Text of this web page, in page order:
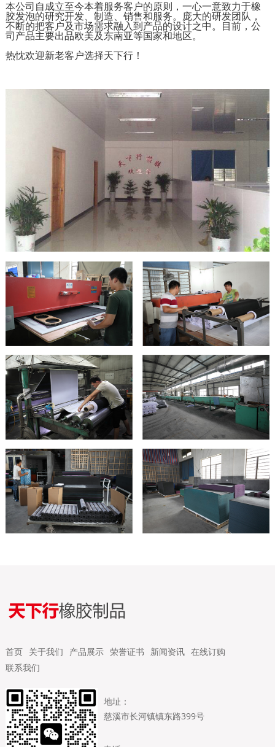
本公司自成立至今本着服务客户的原则，一心一意致力于橡
胶发泡的研究开发、制造、销售和服务。庞大的研发团队，
不断的把客户及市场需求融入到产品的设计之中。目前，公
司产品主要出品欧美及东南亚等国家和地区。
热忱欢迎新老客户选择天下行！
首页 关于我们 产品展示 荣誉证书 新闻资讯 在线订购
联系我们
地址：
慈溪市长河镇镇东路399号